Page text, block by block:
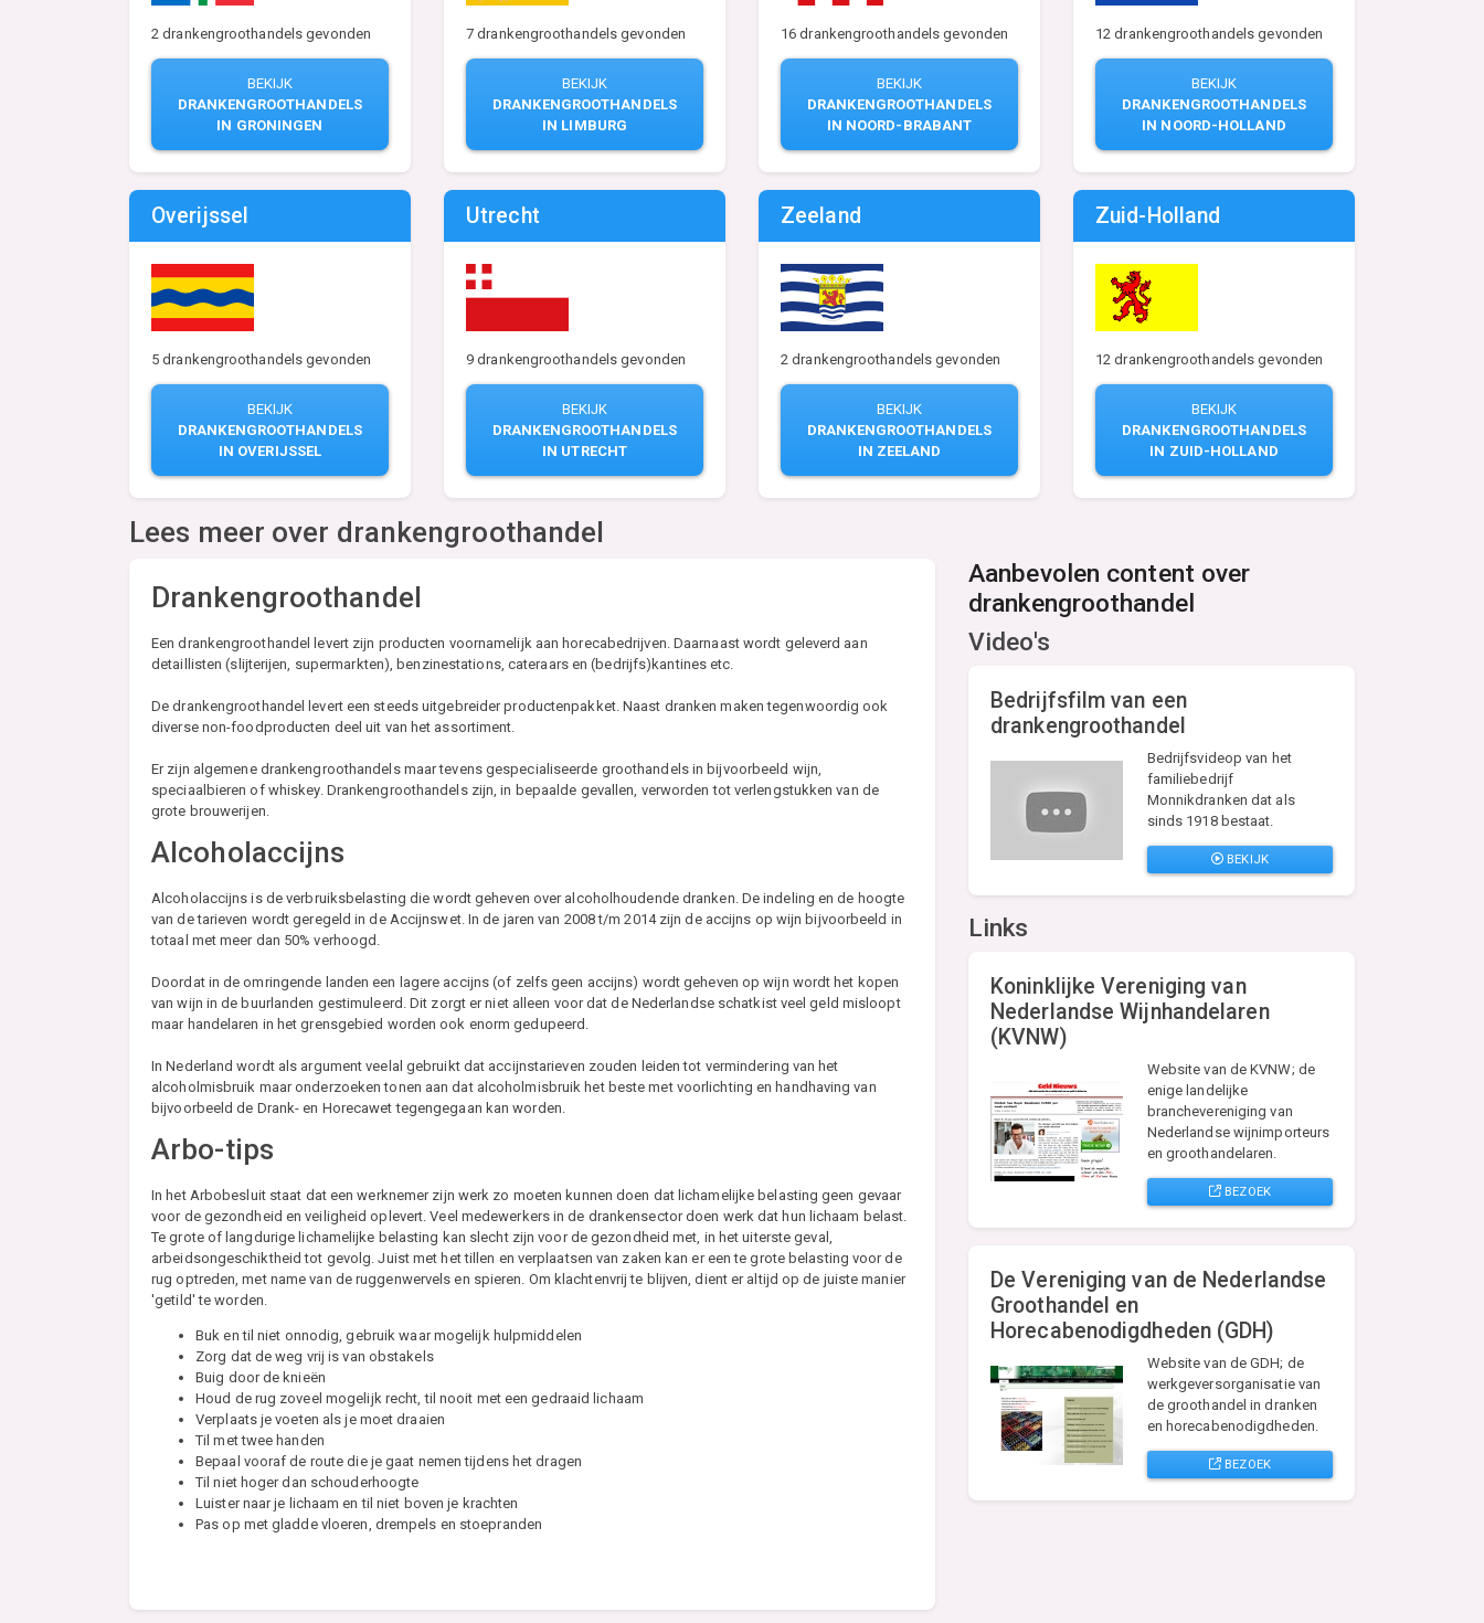
2 drankengroothandels gevonden
BEKIJK
DRANKENGROOTHANDELS
IN GRONINGEN
7 drankengroothandels gevonden
BEKIJK
DRANKENGROOTHANDELS
IN LIMBURG
16 drankengroothandels gevonden
BEKIJK
DRANKENGROOTHANDELS
IN NOORD-BRABANT
12 drankengroothandels gevonden
BEKIJK
DRANKENGROOTHANDELS
IN NOORD-HOLLAND
Overijssel
5 drankengroothandels gevonden
BEKIJK
DRANKENGROOTHANDELS
IN OVERIJSSEL
Utrecht
9 drankengroothandels gevonden
BEKIJK
DRANKENGROOTHANDELS
IN UTRECHT
Zeeland
2 drankengroothandels gevonden
BEKIJK
DRANKENGROOTHANDELS
IN ZEELAND
Zuid-Holland
12 drankengroothandels gevonden
BEKIJK
DRANKENGROOTHANDELS
IN ZUID-HOLLAND
Lees meer over drankengroothandel
Drankengroothandel
Een drankengroothandel levert zijn producten voornamelijk aan horecabedrijven. Daarnaast wordt geleverd aan
detaillisten (slijterijen, supermarkten), benzinestations, cateraars en (bedrijfs)kantines etc.
De drankengroothandel levert een steeds uitgebreider productenpakket. Naast dranken maken tegenwoordig ook
diverse non-foodproducten deel uit van het assortiment.
Er zijn algemene drankengroothandels maar tevens gespecialiseerde groothandels in bijvoorbeeld wijn,
speciaalbieren of whiskey. Drankengroothandels zijn, in bepaalde gevallen, verworden tot verlengstukken van de
grote brouwerijen.
Alcoholaccijns
Alcoholaccijns is de verbruiksbelasting die wordt geheven over alcoholhoudende dranken. De indeling en de hoogte
van de tarieven wordt geregeld in de Accijnswet. In de jaren van 2008 t/m 2014 zijn de accijns op wijn bijvoorbeeld in
totaal met meer dan 50% verhoogd.
Doordat in de omringende landen een lagere accijns (of zelfs geen accijns) wordt geheven op wijn wordt het kopen
van wijn in de buurlanden gestimuleerd. Dit zorgt er niet alleen voor dat de Nederlandse schatkist veel geld misloopt
maar handelaren in het grensgebied worden ook enorm gedupeerd.
In Nederland wordt als argument veelal gebruikt dat accijnstarieven zouden leiden tot vermindering van het
alcoholmisbruik maar onderzoeken tonen aan dat alcoholmisbruik het beste met voorlichting en handhaving van
bijvoorbeeld de Drank- en Horecawet tegengegaan kan worden.
Arbo-tips
In het Arbobesluit staat dat een werknemer zijn werk zo moeten kunnen doen dat lichamelijke belasting geen gevaar
voor de gezondheid en veiligheid oplevert. Veel medewerkers in de drankensector doen werk dat hun lichaam belast.
Te grote of langdurige lichamelijke belasting kan slecht zijn voor de gezondheid met, in het uiterste geval,
arbeidsongeschiktheid tot gevolg. Juist met het tillen en verplaatsen van zaken kan er een te grote belasting voor de
rug optreden, met name van de ruggenwervels en spieren. Om klachtenvrij te blijven, dient er altijd op de juiste manier
'getild' te worden.
Buk en til niet onnodig, gebruik waar mogelijk hulpmiddelen
Zorg dat de weg vrij is van obstakels
Buig door de knieën
Houd de rug zoveel mogelijk recht, til nooit met een gedraaid lichaam
Verplaats je voeten als je moet draaien
Til met twee handen
Bepaal vooraf de route die je gaat nemen tijdens het dragen
Til niet hoger dan schouderhoogte
Luister naar je lichaam en til niet boven je krachten
Pas op met gladde vloeren, drempels en stoepranden
Aanbevolen content over
drankengroothandel
Video's
Bedrijfsfilm van een
drankengroothandel
Bedrijfsvideop van het
familiebedrijf
Monnikdranken dat als
sinds 1918 bestaat.
BEKIJK
Links
Koninklijke Vereniging van
Nederlandse Wijnhandelaren
(KVNW)
Website van de KVNW; de
enige landelijke
branchevereniging van
Nederlandse wijnimporteurs
en groothandelaren.
BEZOEK
De Vereniging van de Nederlandse
Groothandel en
Horecabenodigdheden (GDH)
Website van de GDH; de
werkgeversorganisatie van
de groothandel in dranken
en horecabenodigdheden.
BEZOEK